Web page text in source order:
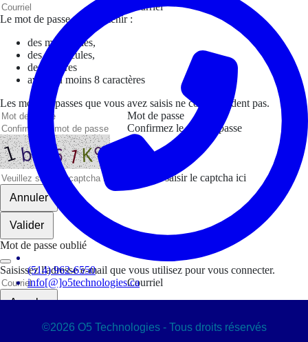
(514) 962-6550
info[@]o5technologies.ca
©2026 O5 Technologies - Tous droits réservés
Courriel
Le mot de passe doit contenir :
des minuscules,
des majuscules,
des chiffres
avoir au moins 8 caractères
Les mots de passes que vous avez saisis ne correspondent pas.
Mot de passe
Confirmez le mot de passe
Veuillez saisir le captcha ici
Annuler
Valider
Mot de passe oublié
Saisissez l'adresse e-mail que vous utilisez pour vous connecter.
Courriel
Annuler
Valider